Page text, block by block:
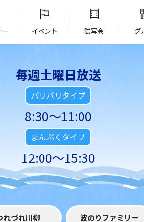
ー イベント 試写会 グ
毎週土曜日放送
パリパリタイプ
8:30～11:00
まんぷくタイプ
12:00～15:30
れづれ川柳 波のりファミリー